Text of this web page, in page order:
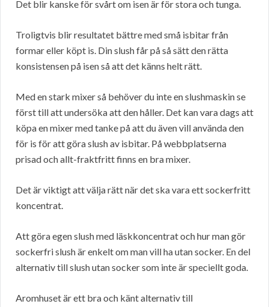
Det blir kanske för svårt om isen är för stora och tunga.
Troligtvis blir resultatet bättre med små isbitar från
formar eller köpt is. Din slush får på så sätt den rätta
konsistensen på isen så att det känns helt rätt.
Med en stark mixer så behöver du inte en slushmaskin se
först till att undersöka att den håller. Det kan vara dags att
köpa en mixer med tanke på att du även vill använda den
för is för att göra slush av isbitar. På webbplatserna
prisad och allt-fraktfritt finns en bra mixer.
Det är viktigt att välja rätt när det ska vara ett sockerfritt
koncentrat.
Att göra egen slush med läskkoncentrat och hur man gör
sockerfri slush är enkelt om man vill ha utan socker. En del
alternativ till slush utan socker som inte är speciellt goda.
Aromhuset är ett bra och känt alternativ till